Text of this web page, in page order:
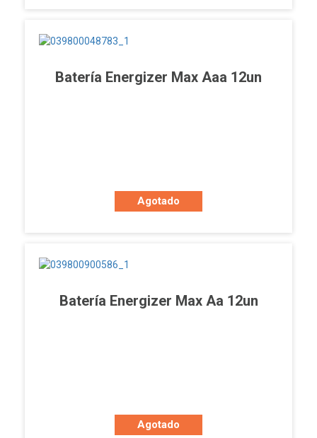
Batería Energizer Max Aaa 12un
Agotado
Batería Energizer Max Aa 12un
Agotado